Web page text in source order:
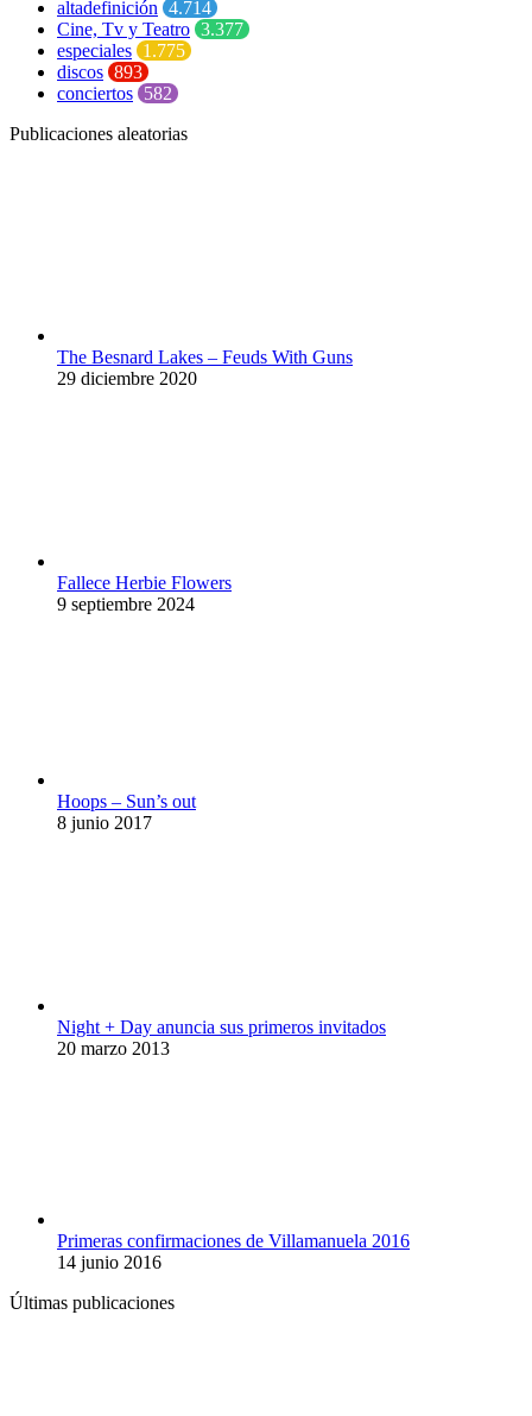
altadefinición 4.714
Cine, Tv y Teatro 3.377
especiales 1.775
discos 893
conciertos 582
Publicaciones aleatorias
The Besnard Lakes – Feuds With Guns
29 diciembre 2020
Fallece Herbie Flowers
9 septiembre 2024
Hoops – Sun’s out
8 junio 2017
Night + Day anuncia sus primeros invitados
20 marzo 2013
Primeras confirmaciones de Villamanuela 2016
14 junio 2016
Últimas publicaciones